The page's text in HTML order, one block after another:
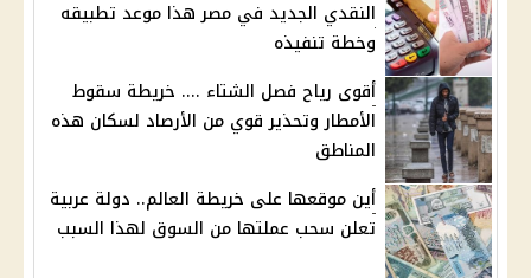
النقدي الجديد في مصر هذا موعد تطبيقه
وخطة تنفيذه
أقوى رياح فصل الشتاء .... خريطة سقوط
الأمطار وتحذير قوي من الأرصاد لسكان هذه
المناطق
أين موقعها على خريطة العالم.. دولة عربية
تعلن سحب عملتها من السوق لهذا السبب